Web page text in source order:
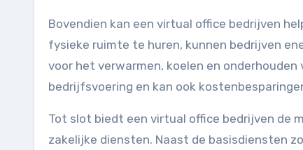
Bovendien kan een virtual office bedrijven
fysieke ruimte te huren, kunnen bedrijven
voor het verwarmen, koelen en
bedrijfsvoering en kan ook
Tot slot biedt een virtual office bedrijven de
zakelijke diensten. Naast de basisdiensten